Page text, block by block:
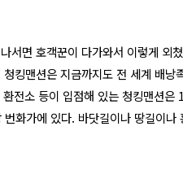
서면 호객꾼이 다가와서 이렇게 외
킹맨션은 지금까지도 전 세계 배
전소 등이 입점해 있는 청킹맨션
화가에 있다. 바닷길이나 땅길이